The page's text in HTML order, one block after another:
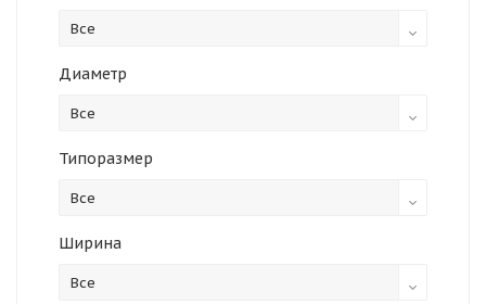
Все
Диаметр
Все
Типоразмер
Все
Ширина
Все